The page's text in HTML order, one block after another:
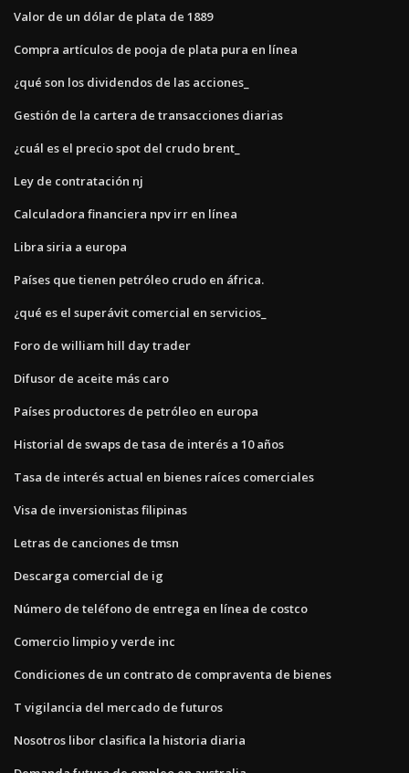
Valor de un dólar de plata de 1889
Compra artículos de pooja de plata pura en línea
¿qué son los dividendos de las acciones_
Gestión de la cartera de transacciones diarias
¿cuál es el precio spot del crudo brent_
Ley de contratación nj
Calculadora financiera npv irr en línea
Libra siria a europa
Países que tienen petróleo crudo en áfrica.
¿qué es el superávit comercial en servicios_
Foro de william hill day trader
Difusor de aceite más caro
Países productores de petróleo en europa
Historial de swaps de tasa de interés a 10 años
Tasa de interés actual en bienes raíces comerciales
Visa de inversionistas filipinas
Letras de canciones de tmsn
Descarga comercial de ig
Número de teléfono de entrega en línea de costco
Comercio limpio y verde inc
Condiciones de un contrato de compraventa de bienes
T vigilancia del mercado de futuros
Nosotros libor clasifica la historia diaria